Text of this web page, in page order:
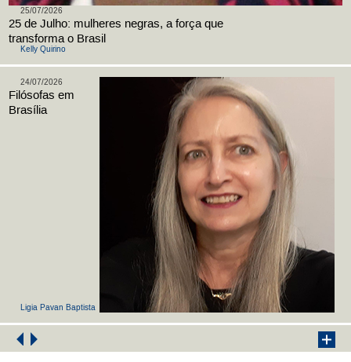
Kelly Quirino
25/07/2026
25 de Julho: mulheres negras, a força que
transforma o Brasil
Ligia Pavan Baptista
24/07/2026
Filósofas em
Brasília